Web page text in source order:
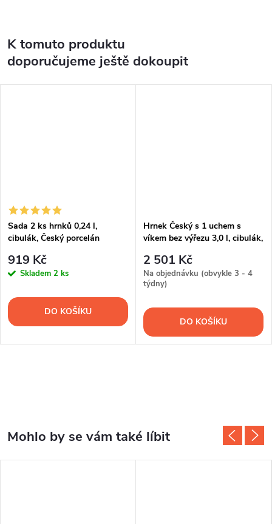
K tomuto produktu
doporučujeme ještě dokoupit
Sada 2 ks hrnků 0,24 l,
cibulák, Český porcelán
919 Kč
Skladem 2 ks
DO KOŠÍKU
Hrnek Český s 1 uchem s
víkem bez výřezu 3,0 l, cibulák,
2 501 Kč
Na objednávku (obvykle 3 - 4
týdny)
DO KOŠÍKU